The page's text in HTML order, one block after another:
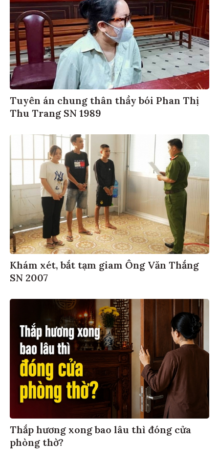
Tuyên án chung thân thầy bói Phan Thị
Thu Trang SN 1989
Khám xét, bắt tạm giam Ông Văn Thắng
SN 2007
Thắp hương xong bao lâu thì đóng cửa
phòng thờ?